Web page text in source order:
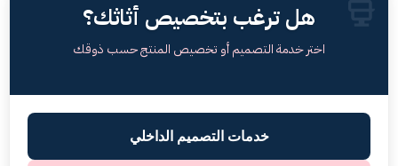
هل ترغب بتخصيص أثاثك؟
اختر خدمة التصميم أو تخصيص المنتج حسب ذوقك
خدمات التصميم الداخلي